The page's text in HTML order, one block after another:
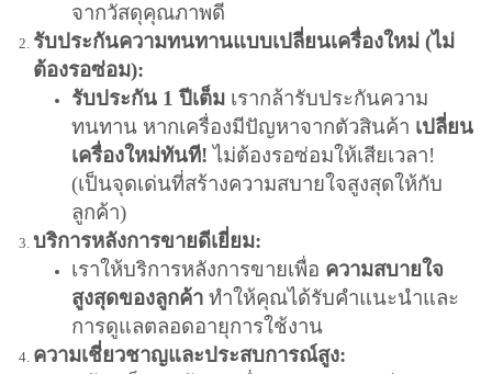
จากวัสดุคุณภาพดี
รับประกันความทนทานแบบเปลี่ยนเครื่องใหม่ (ไม่
ต้องรอซ่อม):
รับประกัน 1 ปีเต็ม เรากล้ารับประกันความ
ทนทาน หากเครื่องมีปัญหาจากตัวสินค้า เปลี่ยน
เครื่องใหม่ทันที! ไม่ต้องรอซ่อมให้เสียเวลา!
(เป็นจุดเด่นที่สร้างความสบายใจสูงสุดให้กับ
ลูกค้า)
บริการหลังการขายดีเยี่ยม:
เราให้บริการหลังการขายเพื่อ ความสบายใจ
สูงสุดของลูกค้า ทำให้คุณได้รับคำแนะนำและ
การดูแลตลอดอายุการใช้งาน
ความเชี่ยวชาญและประสบการณ์สูง: